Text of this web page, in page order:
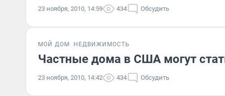
23 ноября, 2010, 14:59 434 Обсудить
МОЙ ДОМ НЕДВИЖИМОСТЬ
Частные дома в США могут
23 ноября, 2010, 14:42 434 Обсудить